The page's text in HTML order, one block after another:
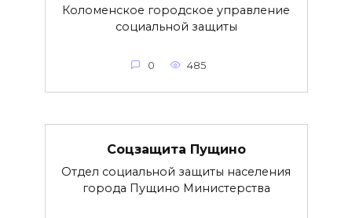
Коломенское городское управление
социальной защиты
0 485
Соцзащита Пущино
Отдел социальной защиты населения
города Пущино Министерства